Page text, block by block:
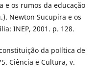
e os rumos da educação
Newton Sucupira e os
INEP, 2001. p. 128.
da política de
Ciência e Cultura, v.